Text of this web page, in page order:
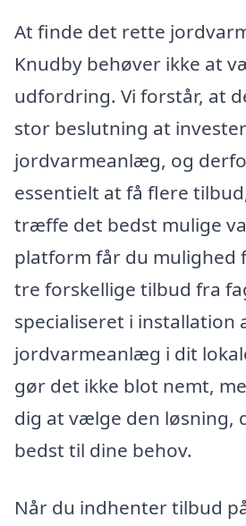
At finde det rette
Knudby behøver ikke at
udfordring. Vi forstår, at
stor beslutning at
jordvarmeanlæg, og
essentielt at få flere
træffe det bedst mulige
platform får du mulighed
tre forskellige tilbud fra
specialiseret i installation
jordvarmeanlæg i dit
gør det ikke blot nemt,
dig at vælge den løsning,
bedst til dine behov.
Når du indhenter tilbud